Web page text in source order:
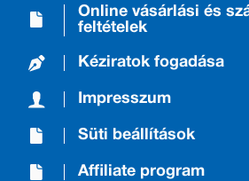
Online vásárlási és
feltételek
Kéziratok fogadása
Impresszum
Süti beállítások
Affiliate program